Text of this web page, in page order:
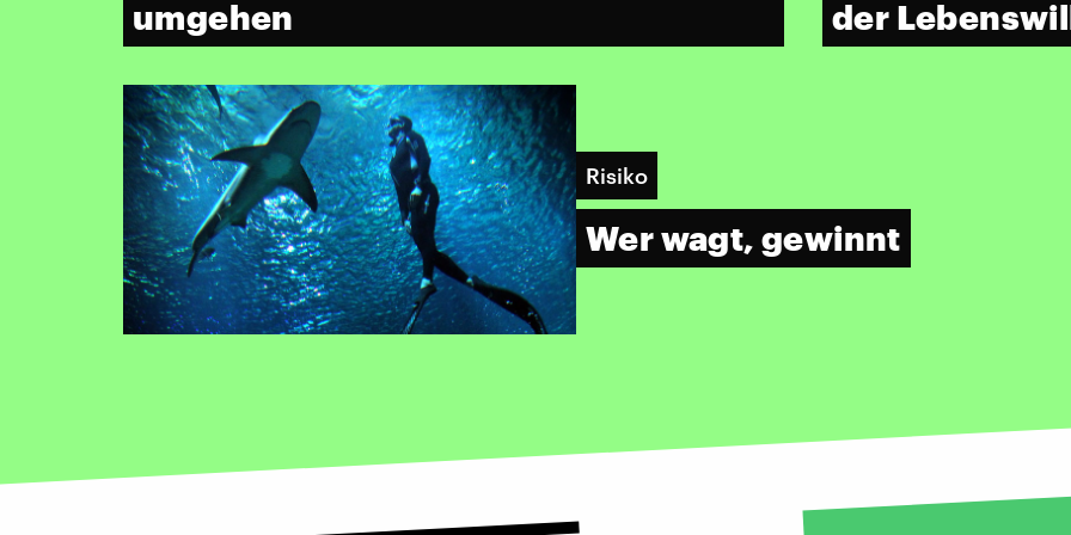
umgehen der
Risiko
Wer wagt, gewinnt